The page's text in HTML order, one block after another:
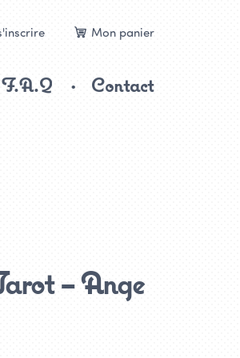
Mon panier
F.A.Q Contact
– Ange